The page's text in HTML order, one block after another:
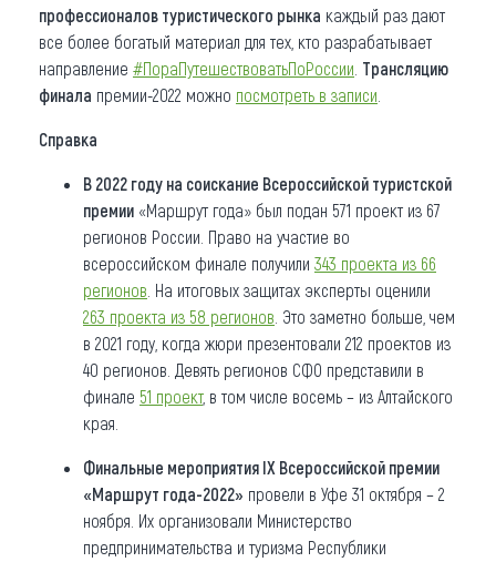
профессионалов туристического рынка каждый раз дают
все более богатый материал для тех, кто разрабатывает
направление #ПораПутешествоватьПоРоссии Трансляцию
финала премии-2022 можно посмотреть в записи
Справка
В 2022 году на соискание Всероссийской туристской
премии «Маршрут года» был подан 571 проект из 67
регионов России. Право на участие во
всероссийском финале получили 343 проекта из 66
регионов . На итоговых защитах эксперты оценили
263 проекта из 58 регионов . Это заметно больше, чем
в 2021 году, когда жюри презентовали 212 проектов из
40 регионов. Девять регионов СФО представили в
финале 51 проект, в том числе восемь – из Алтайского
края.
Финальные мероприятия IX Всероссийской премии
«Маршрут года-2022» провели в Уфе 31 октября – 2
ноября. Их организовали Министерство
предпринимательства и туризма Республики